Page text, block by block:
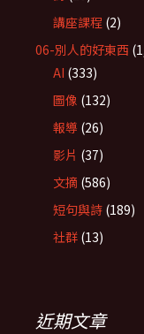
講座課程 (2)
06-別人的好東西
AI (333)
圖像 (132)
報導 (26)
影片 (37)
文摘 (586)
短句與詩 (189)
社群 (13)
近期文章